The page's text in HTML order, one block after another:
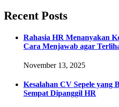
Recent Posts
Rahasia HR Menanyakan
Cara Menjawab agar
November 13, 2025
Kesalahan CV Sepele yang
Sempat Dipanggil HR